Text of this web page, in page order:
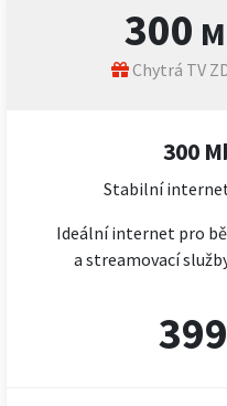
300
Chytrá TV
300
Stabilní
Ideální internet pro
a streamovací
399